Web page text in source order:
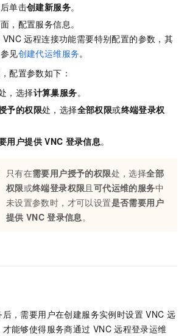
后单击创建新服务。
，配置服务信息。
VNC 远程连接功能需要特别配置的参数，其
见创建代运维服务。
配置参数如下：
，选择计算巢服务。
予的权限处，选择全部权限或终端登录权
用户提供 VNC 登录信息。
只有在需要用户授予的权限处，选择全部
权限或终端登录权限且 可代运维的服务中
未设置参数时，才可以设置是否需要用户
提供 VNC 登录信息。
，需要用户在创建服务实例时设置 VNC 远
能够使得服务商通过 VNC 远程登录运维